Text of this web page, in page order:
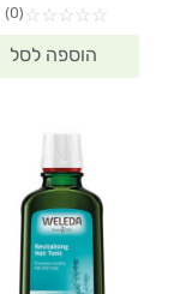
☆
☆
☆
☆
☆
(0)